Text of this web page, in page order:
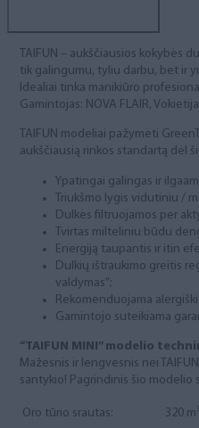
TAIFUN – aukščiausios kokybės
tik galingumu, tyliu darbu, bet ir
Idealiai tinka manikiūro
Gamintojas: NOVA FLAIR, Vokietija
TAIFUN modeliai pažymėti
aukščiausią rinkos standartą dėl
Ypatingai galingas ir
Triukšmo lygis vidutiniu /
Dulkės filtruojamos per
Tvirtas milteliniu būdu
Energiją taupantis ir itin
Dulkių ištraukimo greitis
valdymas”;
Rekomenduojama
Gamintojo suteikiama
“TAIFUN MINI” modelio
Mažesnis ir lengvesnis nei
santykio! Pagrindinis šio modelio
Oro tūrio srautas:
320